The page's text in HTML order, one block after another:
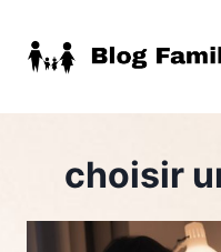
contenu
choisir